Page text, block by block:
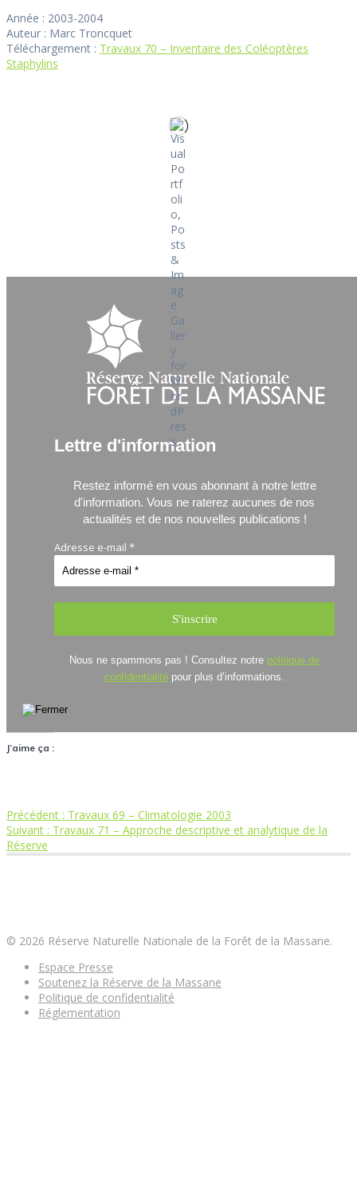
Année : 2003-2004
Auteur : Marc Troncquet
Téléchargement : Travaux 70 – Inventaire des Coléoptères
Staphylins
Lettre d'information
Restez informé en vous abonnant à notre lettre
d'information. Vous ne raterez aucunes de nos
actualités et de nos nouvelles publications !
Adresse e-mail *
Nous ne spammons pas ! Consultez notre politique de
confidentialité pour plus d’informations.
J’aime ça :
Navigation
Précédent : Article
précédent
Travaux 69 – Climatologie 2003
Suivant : Article
Travaux 71 – Approche descriptive et analytique de la
Réserve
© 2026 Réserve Naturelle Nationale de la Forêt de la Massane.
Espace Presse
Soutenez la Réserve de la Massane
Politique de confidentialité
Réglementation